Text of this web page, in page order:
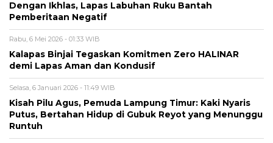
Dengan Ikhlas, Lapas Labuhan Ruku Bantah
Pemberitaan Negatif
Rabu, 6 Mei 2026 - 01:33 WIB
Kalapas Binjai Tegaskan Komitmen Zero HALINAR
demi Lapas Aman dan Kondusif
Selasa, 6 Januari 2026 - 11:49 WIB
Kisah Pilu Agus, Pemuda Lampung Timur: Kaki Nyaris
Putus, Bertahan Hidup di Gubuk Reyot yang Menunggu
Runtuh